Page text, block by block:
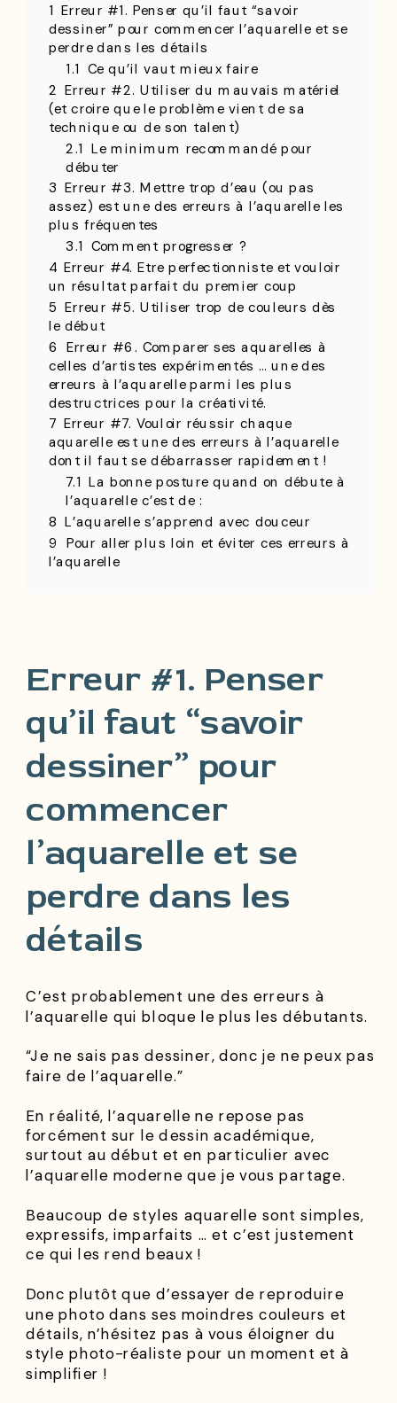
1 Erreur #1. Penser qu’il faut “savoir
dessiner” pour commencer l’aquarelle et se
perdre dans les détails
1.1 Ce qu’il vaut mieux faire
2 Erreur #2. Utiliser du mauvais matériel
(et croire que le problème vient de sa
technique ou de son talent)
2.1 Le minimum recommandé pour
débuter
3 Erreur #3. Mettre trop d’eau (ou pas
assez) est une des erreurs à l’aquarelle les
plus fréquentes
3.1 Comment progresser ?
4 Erreur #4. Etre perfectionniste et vouloir
un résultat parfait du premier coup
5 Erreur #5. Utiliser trop de couleurs dès
le début
6
Erreur #6. Comparer ses aquarelles à
celles d’artistes expérimentés … une des
erreurs à l’aquarelle parmi les plus
destructrices pour la créativité.
7 Erreur #7. Vouloir réussir chaque
aquarelle est une des erreurs à l’aquarelle
dont il faut se débarrasser rapidement !
7.1 La bonne posture quand on débute à
l’aquarelle c’est de :
8 L’aquarelle s’apprend avec douceur
9
Pour aller plus loin et éviter ces erreurs à
l’aquarelle
Erreur #1. Penser
qu’il faut “savoir
dessiner” pour
commencer
l’aquarelle et se
perdre dans les
détails
C’est probablement une des erreurs à
l’aquarelle qui bloque le plus les débutants.
“Je ne sais pas dessiner, donc je ne peux pas
faire de l’aquarelle.”
En réalité, l’aquarelle ne repose pas
forcément sur le dessin académique,
surtout au début et en particulier avec
l’aquarelle moderne que je vous partage.
Beaucoup de styles aquarelle sont simples,
expressifs, imparfaits … et c’est justement
ce qui les rend beaux !
Donc plutôt que d’essayer de reproduire
une photo dans ses moindres couleurs et
détails, n’hésitez pas à vous éloigner du
style photo-réaliste pour un moment et à
simplifier !